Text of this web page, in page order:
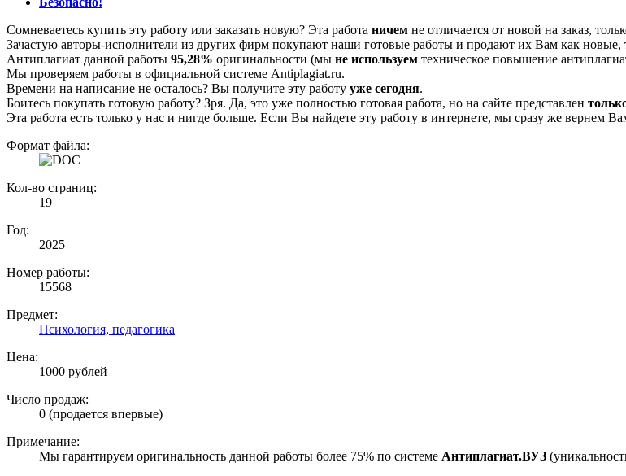
Сомневаетесь купить эту работу или заказать новую? Эта работа ничем не отличается от новой на заказ,
Зачастую авторы-исполнители из других фирм покупают наши готовые работы и продают их Вам как новые,
Антиплагиат данной работы 95,28% оригинальности (мы не используем техническое повышение
Мы проверяем работы в официальной системе Аntiplagiat.ru.
Времени на написание не осталось? Вы получите эту работу уже сегодня.
Боитесь покупать готовую работу? Зря. Да, это уже полностью готовая работа, но на сайте представлен
Эта работа есть только у нас и нигде больше. Если Вы найдете эту работу в интернете, мы сразу же вернем
Формат файла:
Кол-во страниц:
19
Год:
2025
Номер работы:
15568
Предмет:
Психология, педагогика
Цена:
1000 рублей
Число продаж:
0 (продается впервые)
Примечание:
Мы гарантируем оригинальность данной работы более 75% по системе Антиплагиат.ВУЗ